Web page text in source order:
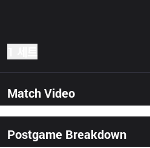
Match Video
Postgame Breakdown